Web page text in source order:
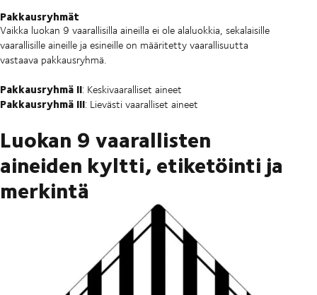
Pakkausryhmät
Vaikka luokan 9 vaarallisilla aineilla ei ole alaluokkia, sekalaisille
vaarallisille aineille ja esineille on määritetty vaarallisuutta
vastaava pakkausryhmä.
Pakkausryhmä II: Keskivaaralliset aineet
Pakkausryhmä III: Lievästi vaaralliset aineet
Luokan 9 vaarallisten
aineiden kyltti, etiketöinti ja
merkintä